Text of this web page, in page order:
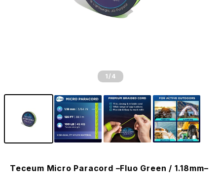
1 /4
Teceum Micro Paracord –Fluo Green / 1.18mm–